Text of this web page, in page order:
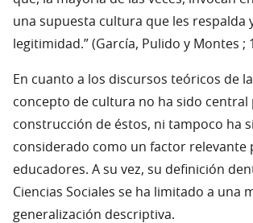
una supuesta cultura que les respalda
legitimidad.” (García, Pulido y Montes ;
En cuanto a los discursos teóricos de
concepto de cultura no ha sido central
construcción de éstos, ni tampoco ha
considerado como un factor relevante
educadores. A su vez, su definición
Ciencias Sociales se ha limitado a una
generalización descriptiva.